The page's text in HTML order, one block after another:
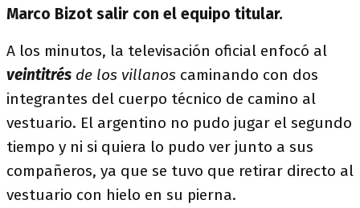
Marco Bizot salir con el equipo titular.
A los minutos, la televisación oficial enfocó al
veintitrés de los villanos caminando con dos
integrantes del cuerpo técnico de camino al
vestuario. El argentino no pudo jugar el segundo
tiempo y ni si quiera lo pudo ver junto a sus
compañeros, ya que se tuvo que retirar directo al
vestuario con hielo en su pierna.